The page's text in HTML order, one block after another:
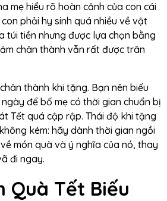
mẹ hiểu rõ hoàn cảnh của con cái
phải hy sinh quá nhiều về vật
túi tiền nhưng được lựa chọn bằng
chân thành vẫn rất được trân
thành khi tặng. Bạn nên biếu
để bố mẹ có thời gian chuẩn bị
Tết quá cập rập. Thái độ khi tặng
kém: hãy dành thời gian ngồi
món quà và ý nghĩa của nó, thay
đi ngay.
Quà Tết Biếu